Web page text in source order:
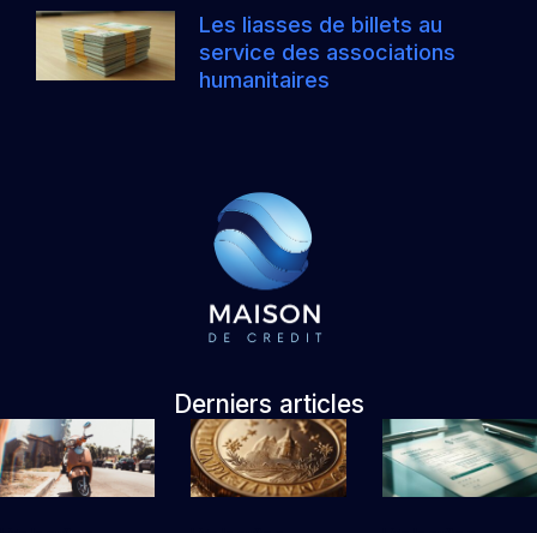
Les liasses de billets au
service des associations
humanitaires
Derniers articles